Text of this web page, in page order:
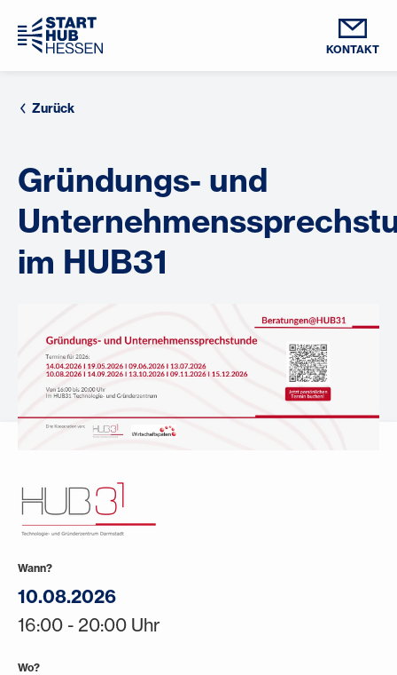
KONTAKT
Zurück
Gründungs- und
im HUB31
Wann?
10.08.2026
16:00 - 20:00 Uhr
Wo?